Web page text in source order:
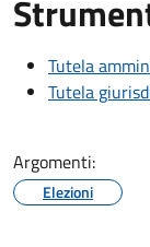
Tutela
Tutela
Argomenti:
Elezioni